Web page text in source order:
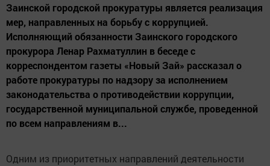
Заинской городской прокуратуры является реализация
мер, направленных на борьбу с коррупцией.
Исполняющий обязанности Заинского городского
прокурора Ленар Рахматуллин в беседе с
корреспондентом газеты «Новый Зай» рассказал о
работе прокуратуры по надзору за исполнением
законодательства о противодействии коррупции,
государственной муниципальной службе, проведенной
по всем направлениям в...
Одним из приоритетных направлений деятельности